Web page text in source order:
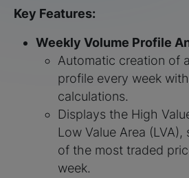
Key Features:
Weekly Volume Profile
Automatic creation of
profile every week
calculations.
Displays the High
Low Value Area
of the most traded
week.